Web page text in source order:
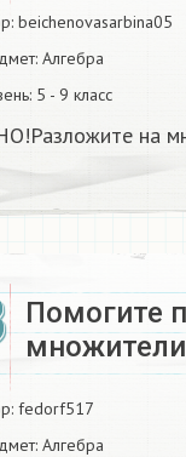
beichenovasarbina05
Алгебра
5 - 9 класс
на
Помогите
fedorf517
Алгебра